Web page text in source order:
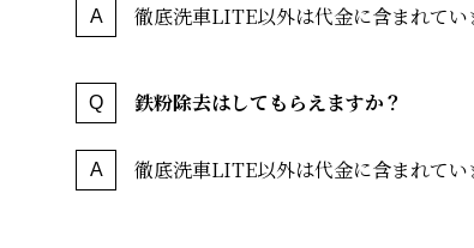
徹底洗車LITE以外は代金に含まれてい
鉄粉除去はしてもらえますか？
徹底洗車LITE以外は代金に含まれてい